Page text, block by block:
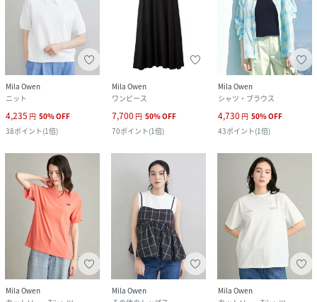
Mila Owen
ニット
4,235 円 50%OFF
38ポイント(1倍)
Mila Owen
ワンピース
7,700 円 50%OFF
70ポイント(1倍)
Mila Owen
シャツ・ブラウス
4,730 円 50%OFF
43ポイント(1倍)
Mila Owen
Mila Owen
Mila Owen